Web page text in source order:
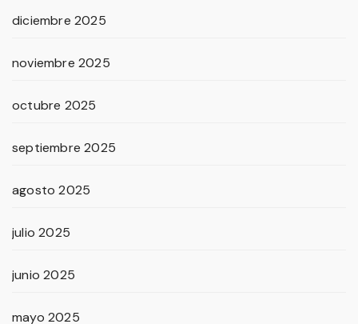
diciembre 2025
noviembre 2025
octubre 2025
septiembre 2025
agosto 2025
julio 2025
junio 2025
mayo 2025